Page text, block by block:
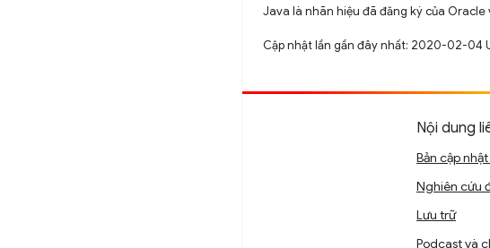
Java là nhãn hiệu đã đăng ký của
Cập nhật lần gần đây nhất: 2020-02-04
Nội dung
Bản cập
Nghiên cứu
Lưu trữ
Podcast và